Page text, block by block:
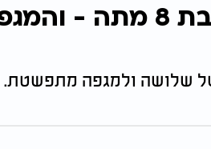
אסון בטקסס: ילדה בת
שלושה ולמגפה